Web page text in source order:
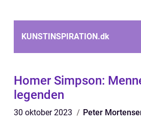
KUNSTINSPIRATION.dk
Homer Simpson:
legenden
30 oktober 2023 Peter